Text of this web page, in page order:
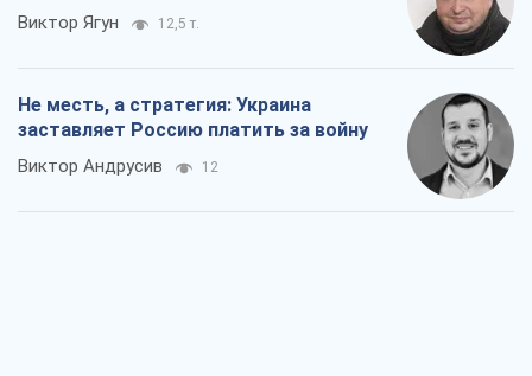
Виктор Ягун 12,5 т.
Не месть, а стратегия: Украина
заставляет Россию платить за войну
Виктор Андрусив 12